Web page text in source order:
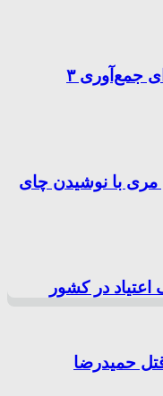
دستور سازمان غذا و دارو برای جمع‌آوری ۳
مری با نوشیدن چای
در کشور
با قتل حمیدرضا